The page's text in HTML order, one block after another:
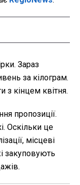
Зараз
за кілограм.
кінцем квітня.
пропозиції.
Оскільки це
місцеві
закуповують